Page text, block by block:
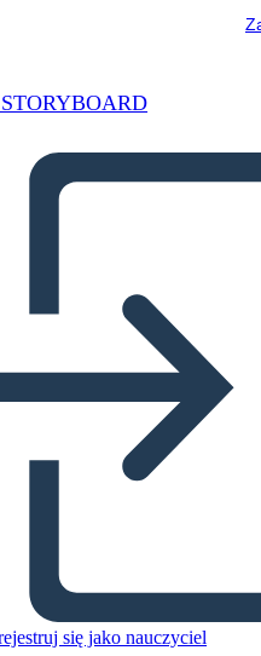
się jako nauczyciel